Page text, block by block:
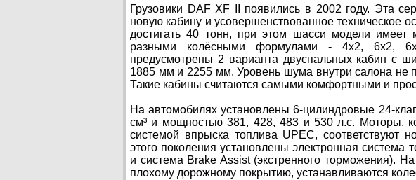
Грузовики DAF XF II появились в 2002 году. Эта
новую кабину и усовершенствованное техническое
достигать 40 тонн, при этом шасси модели имеет
разными колёсными формулами - 4x2, 6x2,
предусмотрены 2 варианта двуспальных кабин с
1885 мм и 2255 мм. Уровень шума внутри салона не
Такие кабины считаются самыми комфортными и
На автомобилях установлены 6-цилиндровые 24-
см³ и мощностью 381, 428, 483 и 530 л.c. Моторы,
системой впрыска топлива UPEC,
этого поколения установлены электронная
и система Brake Assist (экстренного торможения).
плохому дорожному покрытию, устанавливаются